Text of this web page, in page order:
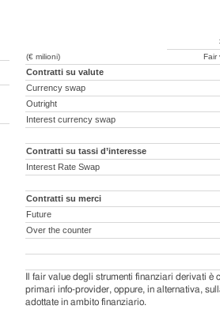
(€ milioni)
Fair
Contratti su valute
Currency swap
Outright
Interest currency swap
Contratti su tassi d’interesse
Interest Rate Swap
Contratti su merci
Future
Over the counter
Il fair value degli strumenti finanziari derivati
primari info-provider, oppure, in alternativa,
adottate in ambito finanziario.